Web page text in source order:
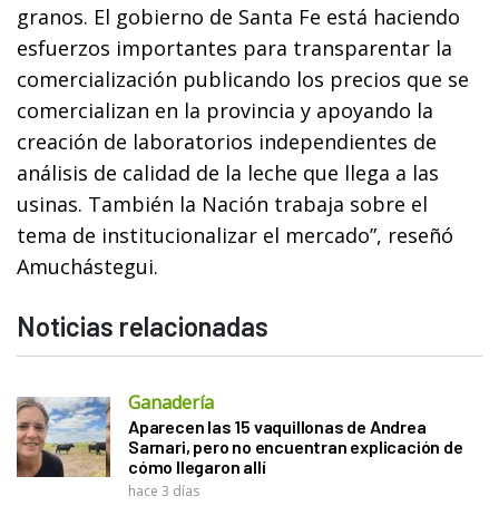
granos. El gobierno de Santa Fe está haciendo
esfuerzos importantes para transparentar la
comercialización publicando los precios que se
comercializan en la provincia y apoyando la
creación de laboratorios independientes de
análisis de calidad de la leche que llega a las
usinas. También la Nación trabaja sobre el
tema de institucionalizar el mercado”, reseñó
Amuchástegui.
Noticias relacionadas
Ganadería
Aparecen las 15 vaquillonas de Andrea
Sarnari, pero no encuentran explicación de
cómo llegaron allí
hace 3 días